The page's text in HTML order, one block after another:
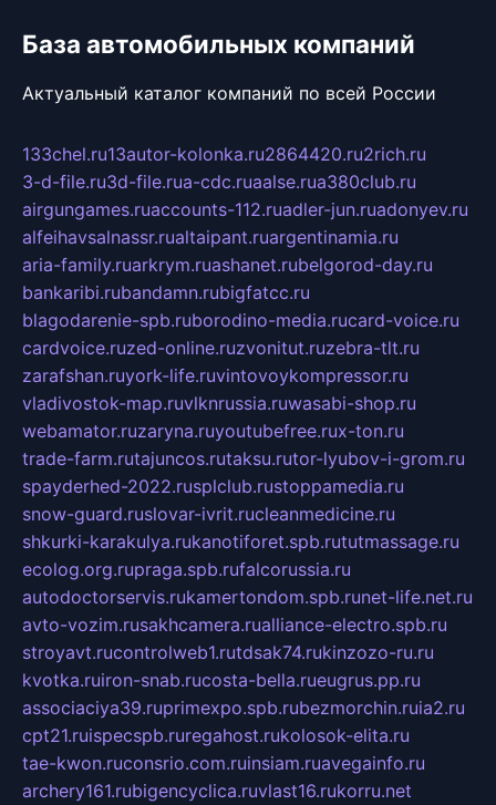
База автомобильных компаний
Актуальный каталог компаний по всей России
133chel.ru13autor-kolonka.ru2864420.ru2rich.ru
3-d-file.ru3d-file.rua-cdc.ruaalse.rua380club.ru
airgungames.ruaccounts-112.ruadler-jun.ruadonyev.ru
alfeihavsalnassr.rualtaipant.ruargentinamia.ru
aria-family.ruarkrym.ruashanet.rubelgorod-day.ru
bankaribi.rubandamn.rubigfatcc.ru
blagodarenie-spb.ruborodino-media.rucard-voice.ru
cardvoice.ruzed-online.ruzvonitut.ruzebra-tlt.ru
zarafshan.ruyork-life.ruvintovoykompressor.ru
vladivostok-map.ruvlknrussia.ruwasabi-shop.ru
webamator.ruzaryna.ruyoutubefree.rux-ton.ru
trade-farm.rutajuncos.rutaksu.rutor-lyubov-i-grom.ru
spayderhed-2022.rusplclub.rustoppamedia.ru
snow-guard.ruslovar-ivrit.rucleanmedicine.ru
shkurki-karakulya.rukanotiforet.spb.rututmassage.ru
ecolog.org.rupraga.spb.rufalcorussia.ru
autodoctorservis.rukamertondom.spb.runet-life.net.ru
avto-vozim.rusakhcamera.rualliance-electro.spb.ru
stroyavt.rucontrolweb1.rutdsak74.rukinzozo-ru.ru
kvotka.ruiron-snab.rucosta-bella.rueugrus.pp.ru
associaciya39.ruprimexpo.spb.rubezmorchin.ruia2.ru
cpt21.ruispecspb.ruregahost.rukolosok-elita.ru
tae-kwon.ruconsrio.com.ruinsiam.ruavegainfo.ru
archery161.rubigencyclica.ruvlast16.rukorru.net